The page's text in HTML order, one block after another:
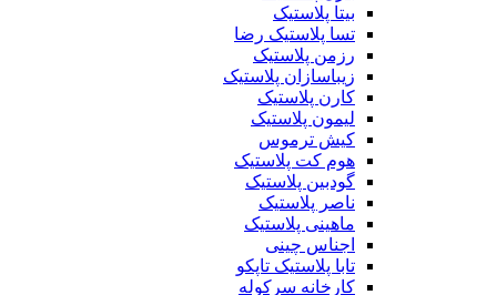
بیتا پلاستیک
تسا پلاستیک رضا
رزمن پلاستیک
زیباسازان پلاستیک
کارن پلاستیک
لیمون پلاستیک
کیش ترموس
هوم کت پلاستیک
گودبین پلاستیک
ناصر پلاستیک
ماهینی پلاستیک
اجناس چینی
تابا پلاستیک تاپکو
کارخانه سرکوله